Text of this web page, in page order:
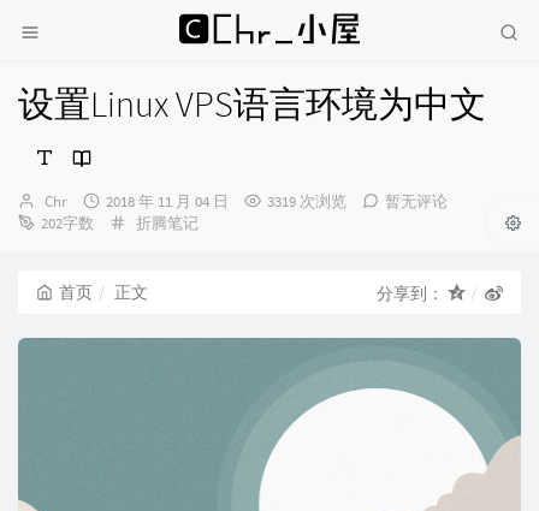
设置Linux VPS语言环境为中文
博
主：
Chr
发
布
2018 年 11 月 04 日 3319 次浏览
暂无评论
202字数
分
折腾笔记
首页 正文 分享到：